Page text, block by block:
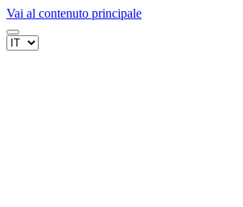
Vai al contenuto principale